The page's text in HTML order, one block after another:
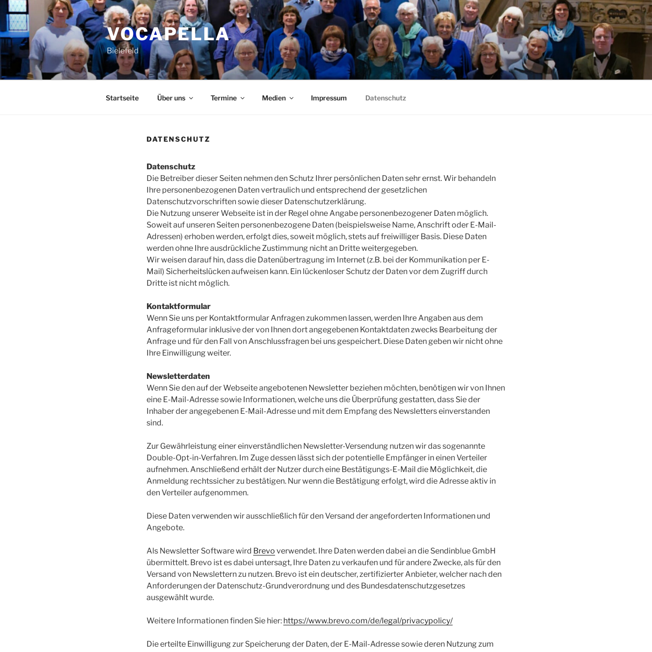
Zum
Inhalt
springen
VOCAPELLA
Bielefeld
Startseite Über uns Termine Medien Impressum Datenschutz
DATENSCHUTZ
Datenschutz
Die Betreiber dieser Seiten nehmen den Schutz Ihrer persönlichen Daten sehr ernst. Wir behandeln
Ihre personenbezogenen Daten vertraulich und entsprechend der gesetzlichen
Datenschutzvorschriften sowie dieser Datenschutzerklärung.
Die Nutzung unserer Webseite ist in der Regel ohne Angabe personenbezogener Daten möglich.
Soweit auf unseren Seiten personenbezogene Daten (beispielsweise Name, Anschrift oder E-Mail-
Adressen) erhoben werden, erfolgt dies, soweit möglich, stets auf freiwilliger Basis. Diese Daten
werden ohne Ihre ausdrückliche Zustimmung nicht an Dritte weitergegeben.
Wir weisen darauf hin, dass die Datenübertragung im Internet (z.B. bei der Kommunikation per E-
Mail) Sicherheitslücken aufweisen kann. Ein lückenloser Schutz der Daten vor dem Zugriff durch
Dritte ist nicht möglich.
Kontaktformular
Wenn Sie uns per Kontaktformular Anfragen zukommen lassen, werden Ihre Angaben aus dem
Anfrageformular inklusive der von Ihnen dort angegebenen Kontaktdaten zwecks Bearbeitung der
Anfrage und für den Fall von Anschlussfragen bei uns gespeichert. Diese Daten geben wir nicht ohne
Ihre Einwilligung weiter.
Newsletterdaten
Wenn Sie den auf der Webseite angebotenen Newsletter beziehen möchten, benötigen wir von Ihnen
eine E-Mail-Adresse sowie Informationen, welche uns die Überprüfung gestatten, dass Sie der
Inhaber der angegebenen E-Mail-Adresse und mit dem Empfang des Newsletters einverstanden
sind.
Zur Gewährleistung einer einverständlichen Newsletter-Versendung nutzen wir das sogenannte
Double-Opt-in-Verfahren. Im Zuge dessen lässt sich der potentielle Empfänger in einen Verteiler
aufnehmen. Anschließend erhält der Nutzer durch eine Bestätigungs-E-Mail die Möglichkeit, die
Anmeldung rechtssicher zu bestätigen. Nur wenn die Bestätigung erfolgt, wird die Adresse aktiv in
den Verteiler aufgenommen.
Diese Daten verwenden wir ausschließlich für den Versand der angeforderten Informationen und
Angebote.
Als Newsletter Software wird Brevo verwendet. Ihre Daten werden dabei an die Sendinblue GmbH
übermittelt. Brevo ist es dabei untersagt, Ihre Daten zu verkaufen und für andere Zwecke, als für den
Versand von Newslettern zu nutzen. Brevo ist ein deutscher, zertifizierter Anbieter, welcher nach den
Anforderungen der Datenschutz-Grundverordnung und des Bundesdatenschutzgesetzes
ausgewählt wurde.
Weitere Informationen finden Sie hier: https://www.brevo.com/de/legal/privacypolicy/
Die erteilte Einwilligung zur Speicherung der Daten, der E-Mail-Adresse sowie deren Nutzung zum